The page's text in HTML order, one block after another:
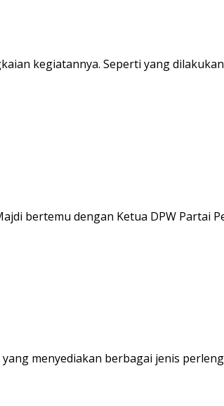
kegiatannya. Seperti yang
bertemu dengan Ketua DPW Partai
menyediakan berbagai jenis